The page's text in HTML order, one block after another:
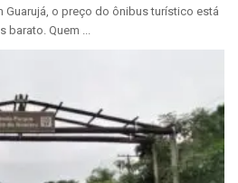
Guarujá, o preço do ônibus turístico está
barato. Quem ...